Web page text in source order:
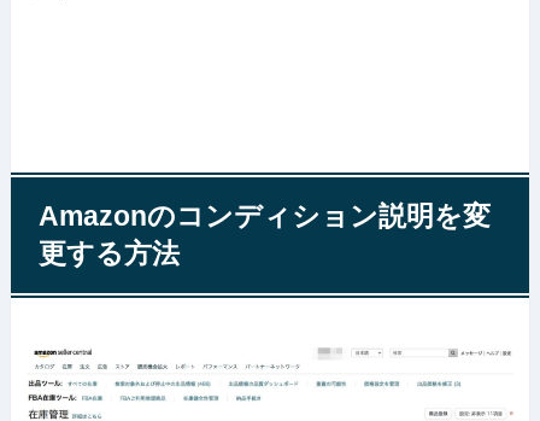
Amazonのコンディション説明を変
更する方法